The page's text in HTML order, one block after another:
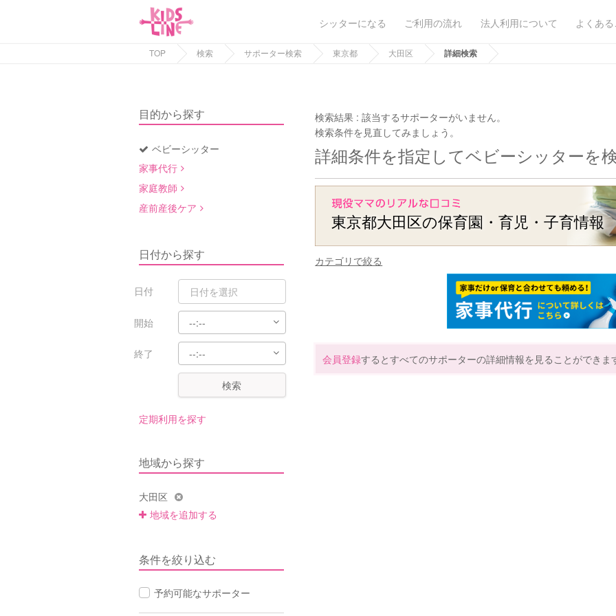
シッターになる ご利用の流れ 法人利用について よくあ
TOP 検索 サポーター検索 東京都 大田区 詳細検索
目的から探す
ベビーシッター
家事代行
家庭教師
産前産後ケア
日付から探す
日付
開始
終了
検索
定期利用を探す
地域から探す
大田区
地域を追加する
条件を絞り込む
予約可能なサポーター
検索結果 :該当するサポーターがいません。
検索条件を見直してみましょう。
詳細条件を指定してベビーシッターを
東京都大田区の保育園・育児・子育情報
カテゴリで絞る
会員登録するとすべてのサポーターの詳細情報を見ることができま